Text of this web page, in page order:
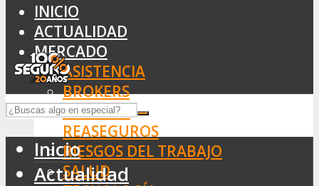
INICIO
ACTUALIDAD
MERCADO
ASISTENCIA
BROKERS
SEGUROS
REASEGUROS
RIESGOS DEL TRABAJO
SALUD
Inicio
Actualidad